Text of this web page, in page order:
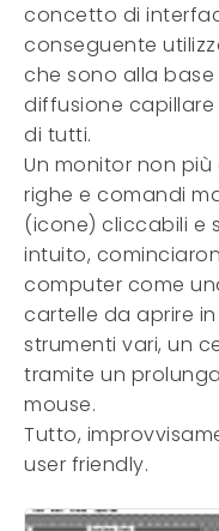
concetto di
conseguente
che sono alla
diffusione
di tutti.
Un monitor non
righe e comandi
(icone) cliccabili e
intuito,
computer come
cartelle da aprire
strumenti vari, un
tramite un
mouse.
Tutto,
user friendly.